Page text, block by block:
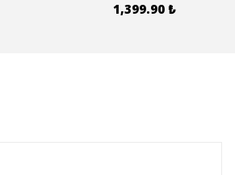
1,399.90 ₺